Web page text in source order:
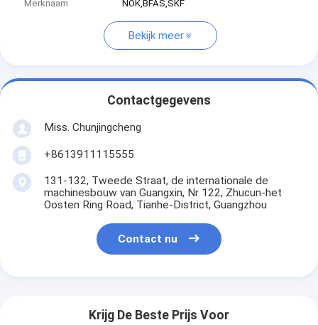
Merknaam
NOK,BFAS,SKF
Bekijk meer
Contactgegevens
Miss. Chunjingcheng
+8613911115555
131-132, Tweede Straat, de internationale de
machinesbouw van Guangxin, Nr 122, Zhucun-het
Oosten Ring Road, Tianhe-District, Guangzhou
Contact nu
Krijg De Beste Prijs Voor